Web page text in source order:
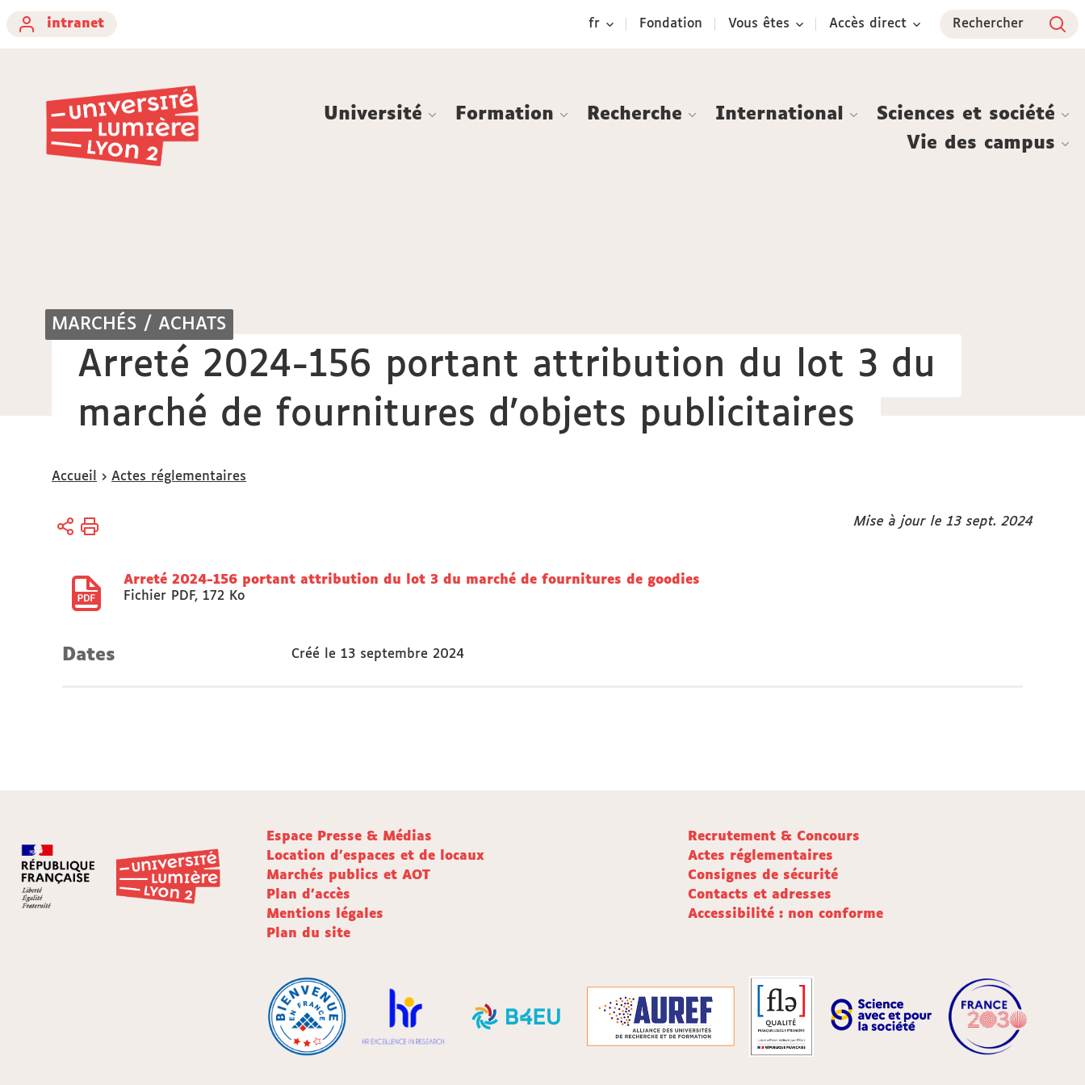
intranet
fr Fondation Vous êtes Accès direct Rechercher
Université Formation Recherche International
Sciences et société
Vie des campus
MARCHÉS / ACHATS
Arreté 2024-156 portant attribution du lot 3 du
marché de fournitures d'objets publicitaires
Vous
ici :
Accueil Actes réglementaires
Mise à jour le 13 sept. 2024
Arreté 2024-156 portant attribution du lot 3 du marché de fournitures de goodies
Fichier PDF, 172 Ko
Dates Créé le 13 septembre 2024
Espace Presse & Médias
Recrutement & Concours
Location d'espaces et de locaux
Actes réglementaires
Marchés publics et AOT
Consignes de sécurité
Plan d'accès
Contacts et adresses
Mentions légales
Accessibilité : non conforme
Plan du site